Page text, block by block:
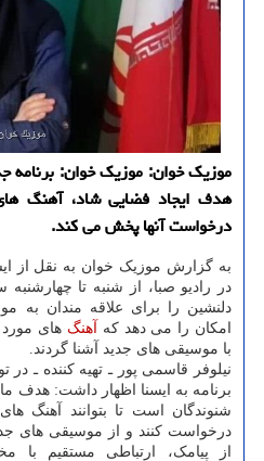
موزیک خوان: موزیک خوان: برنامه
هدف ایجاد فضایی شاد، آهنگ
درخواست آنها پخش می کند.
به گزارش موزیک خوان به نقل از
دلنشین را برای علاقه مندان به
امکان را می دهد که
آهنگ های
با موسیقی های جدید آشنا گردند.
نیلوفر قاسمی پور ـ تهیه کننده ـ
برنامه به ایسنا اظهار داشت: هدف
شنوندگان است تا بتوانند آهنگ
درخواست کنند و از موسیقی های
از پیامک، ارتباطی مستقیم با